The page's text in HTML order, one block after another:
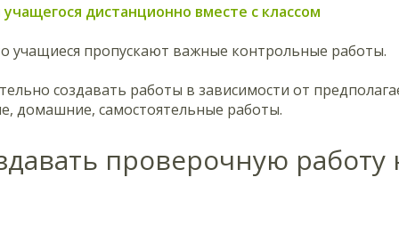
дистанционно вместе с классом
учащиеся пропускают важные контрольные работы.
создавать работы в зависимости от
домашние, самостоятельные работы.
проверочную работу